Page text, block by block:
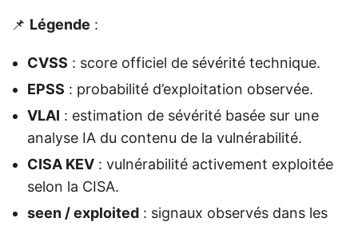
📌 Légende :
CVSS : score officiel de sévérité technique.
EPSS : probabilité d’exploitation observée.
VLAI : estimation de sévérité basée sur une
analyse IA du contenu de la vulnérabilité.
CISA KEV : vulnérabilité activement exploitée
selon la CISA.
seen / exploited : signaux observés dans les